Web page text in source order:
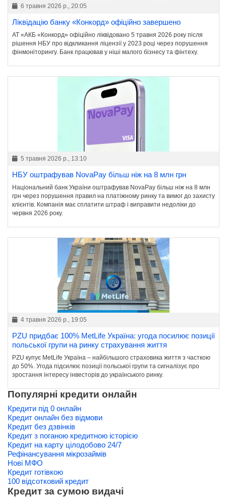
6 травня 2026 р., 20:05
Ліквідацію банку «Конкорд» офіційно завершено
АТ «АКБ «Конкорд» офіційно ліквідовано 5 травня 2026 року після
рішення НБУ про відкликання ліцензії у 2023 році через порушення
фінмоніторингу. Банк працював у ніші малого бізнесу та фінтеху.
5 травня 2026 р., 13:10
НБУ оштрафував NovaPay більш ніж на 8 млн грн
Національний банк України оштрафував NovaPay більш ніж на 8 млн
грн через порушення правил на платіжному ринку та вимог до захисту
клієнтів. Компанія має сплатити штраф і виправити недоліки до
червня 2026 року.
4 травня 2026 р., 19:05
PZU придбає 100% MetLife Україна: угода посилює позиції
польської групи на ринку страхування життя
PZU купує MetLife Україна – найбільшого страховика життя з часткою
до 50%. Угода підсилює позиції польської групи та сигналізує про
зростання інтересу інвесторів до українського ринку.
Популярні кредити онлайн
Кредити під 0 онлайн
Кредит онлайн без відмови
Кредит без дзвінків
Кредит з поганою кредитною історією
Кредит на карту цілодобово 24/7
Рефінансування мікрозаймів
Нові МФО
Кредит готівкою
100 відсотковий кредит
Кредит за сумою видачі